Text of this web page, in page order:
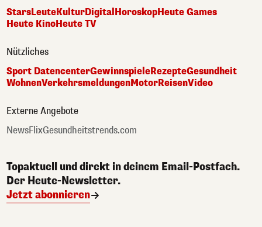
StarsLeuteKulturDigital HoroskopHeute Games
Heute KinoHeute TV
Nützliches
Sport DatencenterGewinnspieleRezepteGesundheit
WohnenVerkehrsmeldungenMotorReisenVideo
Externe Angebote
NewsFlixGesundheitstrends.com
Topaktuell und direkt in deinem Email-Postfach.
Der Heute-Newsletter.
Jetzt abonnieren